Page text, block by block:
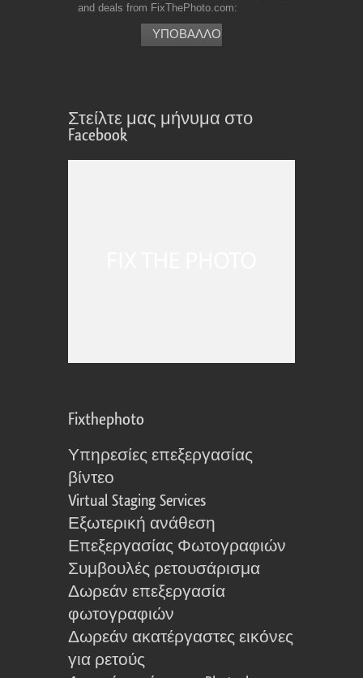
and deals from FixThePhoto.com
Στείλτε μας μήνυμα στο
Facebook
Fixthephoto
Υπηρεσίες επεξεργασίας
βίντεο
Virtual Staging Services
Εξωτερική ανάθεση
Επεξεργασίας Φωτογραφιών
Συμβουλές ρετουσάρισμα
Δωρεάν επεξεργασία
φωτογραφιών
Δωρεάν ακατέργαστες εικόνες
για ρετούς